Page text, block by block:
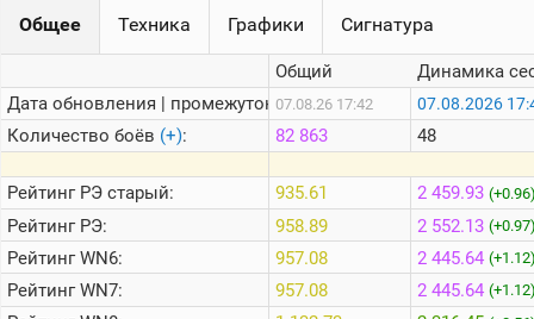
1000
стримеров
Информация
Онлайн
Цветовая
шкала
Общее Техника Графики Сигнатура
Дата обновления | промежуток:
Количество боёв (+):
РейтингРЭ старый:
РейтингРЭ:
РейтингWN6:
РейтингWN7:
Общий
07.08.26 17:42
82 863
935.61
958.89
957.08
957.08
Динамика
07.08.2026
48
2 459.93
2 552.13
2 445.64
2 445.64